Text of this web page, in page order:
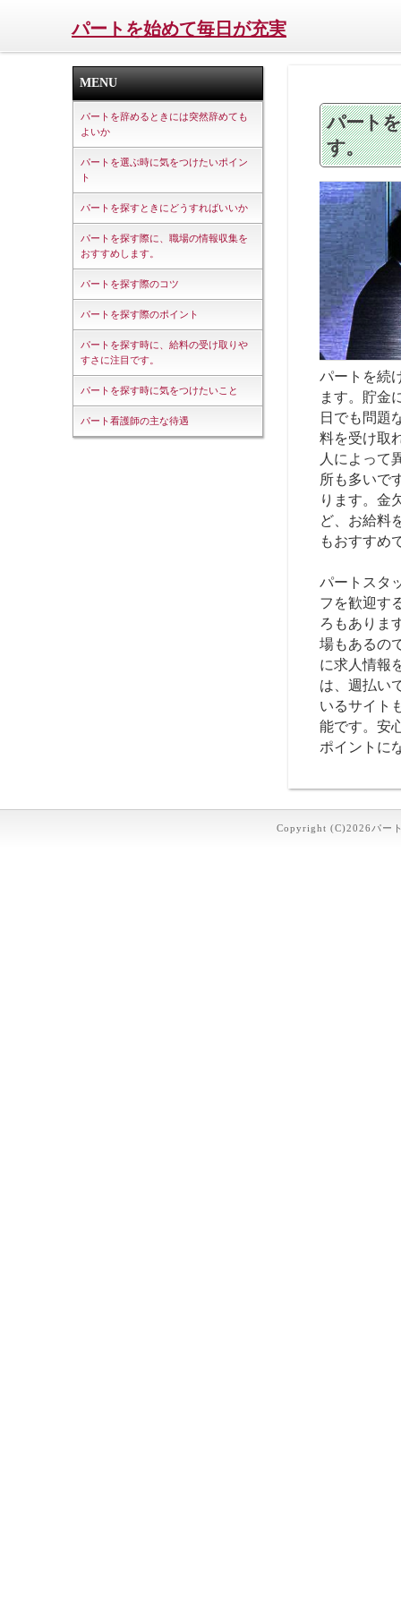
パートを始めて毎日が充実
MENU
パートを辞めるときには突然辞めても
よいか
パートを選ぶ時に気をつけたいポイン
ト
パートを探すときにどうすればいいか
パートを探す際に、職場の情報収集を
おすすめします。
パートを探す際のコツ
パートを探す際のポイント
パートを探す時に、給料の受け取りや
すさに注目です。
パートを探す時に気をつけたいこと
パート看護師の主な待遇
パート
す。
パートを続
ます。貯金
日でも問題
料を受け取
人によって
所も多いで
ります。金
ど、お給料
もおすすめ
パートスタ
フを歓迎す
ろもありま
場もあるの
に求人情報
は、週払い
いるサイト
能です。安
ポイントに
Copyright (C)2026パー